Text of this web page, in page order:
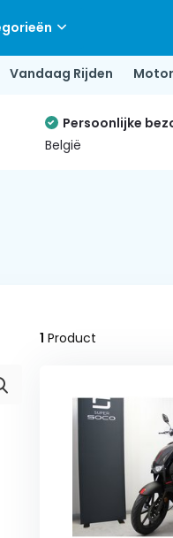
Vandaag Rijden
Persoonlijke
België
1 Product